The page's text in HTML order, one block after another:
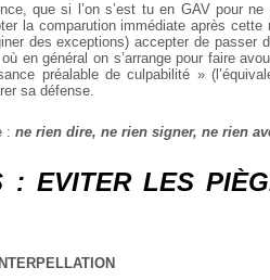
que si l’on s’est tu en GAV pour
la comparution immédiate après
des exceptions) accepter de passer
en général on s’arrange pour faire
préalable de culpabilité »
sa défense.
: ne rien dire, ne rien signer, ne rien
: EVITER LES